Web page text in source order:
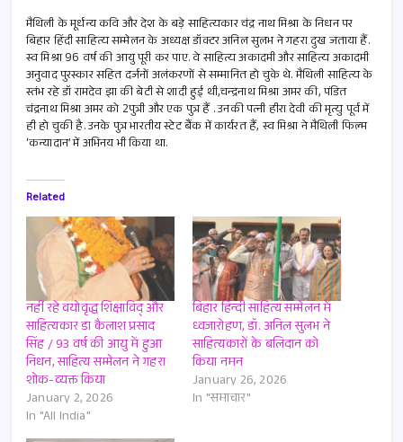
b
o
o
k
ail at
s
A
p
p
ar
e
मैथिली के मूर्धन्य कवि और देश के बड़े साहित्यकार चंद्र नाथ मिश्रा के निधन पर
बिहार हिंदी साहित्य सम्मेलन के अध्यक्ष डॉक्टर अनिल सुलभ ने गहरा दुख जताया हैँ.
स्व मिश्रा 96 वर्ष की आयु पूरी कर पाए. वे साहित्य अकादमी और साहित्य अकादमी
अनुवाद पुरस्कार सहित दर्जनों अलंकरणों से सम्मानित हो चुके थे. मैथिली साहित्य के
स्तंभ रहे डॉ रामदेव झा की बेटी से शादी हुई थी,चन्द्रनाथ मिश्रा अमर की, पंडित
चंद्रनाथ मिश्रा अमर को 2पुत्री और एक पुत्र हैँ . उनकी पत्नी हीरा देवी की मृत्यु पूर्व में
ही हो चुकी है. उनके पुत्र भारतीय स्टेट बैंक में कार्यरत हैँ, स्व मिश्रा ने मैथिली फिल्म
‘कन्यादान’ में अभिनय भी किया था.
Related
नहीं रहे वयोवृद्ध शिक्षाविद् और
साहित्यकार डा कैलाश प्रसाद
सिंह / 93 वर्ष की आयु में हुआ
निधन, साहित्य सम्मेलन ने गहरा
शोक-व्यक्त किया
January 2, 2026
In "All India"
बिहार हिन्दी साहित्य सम्मेलन में
ध्वजारोहण, डॉ. अनिल सुलभ ने
साहित्यकारों के बलिदान को
किया नमन
January 26, 2026
In "समाचार"